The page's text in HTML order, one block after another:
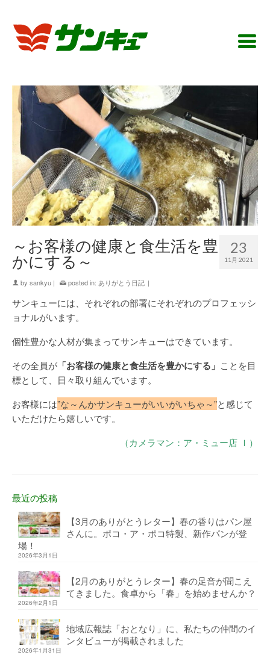
23
11月 2021
～お客様の健康と食生活を豊
かにする～
by sankyu | posted in: ありがとう日記 |
サンキューには、それぞれの部署にそれぞれのプロフェッシ
ョナルがいます。
個性豊かな人材が集まってサンキューはできています。
その全員が 「お客様の健康と食生活を豊かにする」 ことを目
標として、日々取り組んでいます。
お客様には”な～んかサンキューがいいがいちゃ～”と感じて
いただけたら嬉しいです。
（カメラマン：ア・ミュー店 Ｉ）
最近の投稿
【3月のありがとうレター】春の香りはパン屋
さんに。ポコ・ア・ポコ特製、新作パンが登
場！
2026年3月1日
【2月のありがとうレター】春の足音が聞こえ
てきました。食卓から「春」を始めませんか？
2026年2月1日
地域広報誌「おとなり」に、私たちの仲間のイ
ンタビューが掲載されました
2026年1月31日